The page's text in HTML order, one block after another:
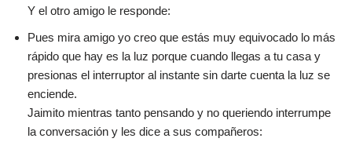
Y el otro amigo le responde:
Pues mira amigo yo creo que estás muy equivocado lo más
rápido que hay es la luz porque cuando llegas a tu casa y
presionas el interruptor al instante sin darte cuenta la luz se
enciende.
Jaimito mientras tanto pensando y no queriendo interrumpe
la conversación y les dice a sus compañeros: